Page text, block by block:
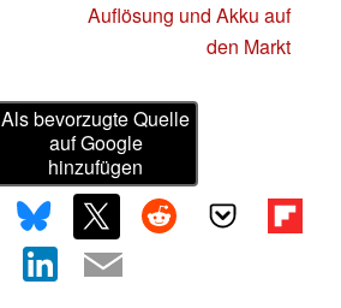
Auflösung und Akku auf
den Markt
Als bevorzugte Quelle
auf Google
hinzufügen